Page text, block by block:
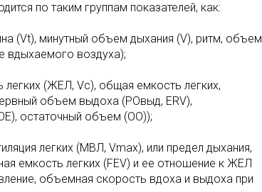
по таким группам показателей, как:
(Vt), минутный объем дыхания (V), ритм, объем
вдыхаемого воздуха);
(ЖЕЛ, Vc), общая емкость легких,
объем выдоха (РОвыд, ERV),
остаточный объем (OO));
легких (МВЛ, Vmax), или предел дыхания,
емкость легких (FEV) и ее отношение к ЖЕЛ
объемная скорость вдоха и выдоха при